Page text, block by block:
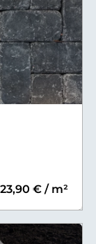
€ / m²